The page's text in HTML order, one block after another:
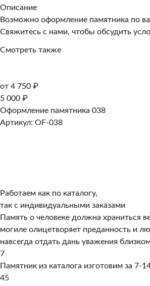
Описание
Возможно оформление памятника по
Свяжитесь с нами, чтобы обсудить
Смотреть также
от 4 750 ₽
5 000 ₽
Оформление памятника 038
Артикул: OF-038
Работаем как по каталогу,
так с индивидуальными заказами
Память о человеке должна храниться
могиле олицетворяет преданность и
навсегда отдать дань уважения
7
Памятник из каталога изготовим за 7-
45